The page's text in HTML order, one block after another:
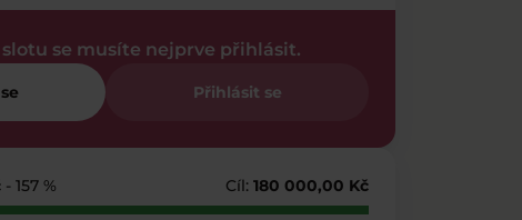
se musíte nejprve přihlásit.
Přihlásit se
- 157 % Cíl: 180 000,00 Kč